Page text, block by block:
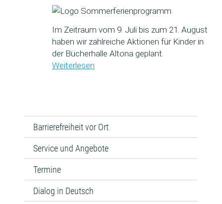
Im Zeitraum vom 9. Juli bis zum 21. August
haben wir zahlreiche Aktionen für Kinder in
der Bücherhalle Altona geplant.
Weiterlesen
Barrierefreiheit vor Ort
Service und Angebote
Termine
Dialog in Deutsch